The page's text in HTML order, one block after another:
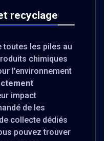
recyclage
toutes les piles au
chimiques
l’environnement
impact
de les
collecte dédiés
pouvez trouver